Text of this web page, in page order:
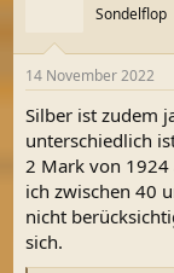
e
:
Sondelflop
14 November 2022
Silber ist zudem
unterschiedlich
2 Mark von
ich zwischen 40
nicht
sich.